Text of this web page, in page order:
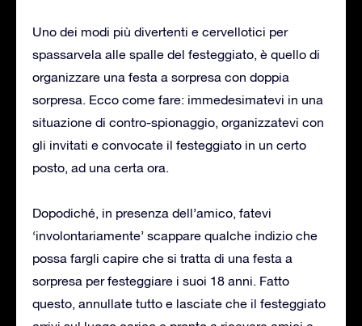
Uno dei modi più divertenti e cervellotici per
spassarvela alle spalle del festeggiato, è quello di
organizzare una festa a sorpresa con doppia
sorpresa. Ecco come fare: immedesimatevi in una
situazione di contro-spionaggio, organizzatevi con
gli invitati e convocate il festeggiato in un certo
posto, ad una certa ora.
Dopodiché, in presenza dell’amico, fatevi
‘involontariamente’ scappare qualche indizio che
possa fargli capire che si tratta di una festa a
sorpresa per festeggiare i suoi 18 anni. Fatto
questo, annullate tutto e lasciate che il festeggiato